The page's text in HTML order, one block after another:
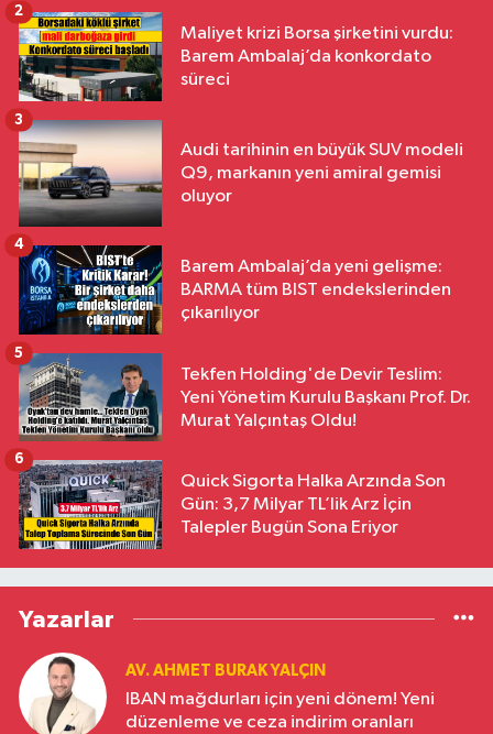
Maliyet krizi Borsa şirketini vurdu:
Barem Ambalaj’da konkordato
süreci
2
Audi tarihinin en büyük SUV modeli
Q9, markanın yeni amiral gemisi
oluyor
3
Barem Ambalaj’da yeni gelişme:
BARMA tüm BIST endekslerinden
çıkarılıyor
4
Tekfen Holding'de Devir Teslim:
Yeni Yönetim Kurulu Başkanı Prof. Dr.
Murat Yalçıntaş Oldu!
5
Quick Sigorta Halka Arzında Son
Gün: 3,7 Milyar TL’lik Arz İçin
Talepler Bugün Sona Eriyor
6
Yazarlar
AV. AHMET BURAK YALÇIN
IBAN mağdurları için yeni dönem! Yeni
düzenleme ve ceza indirim oranları